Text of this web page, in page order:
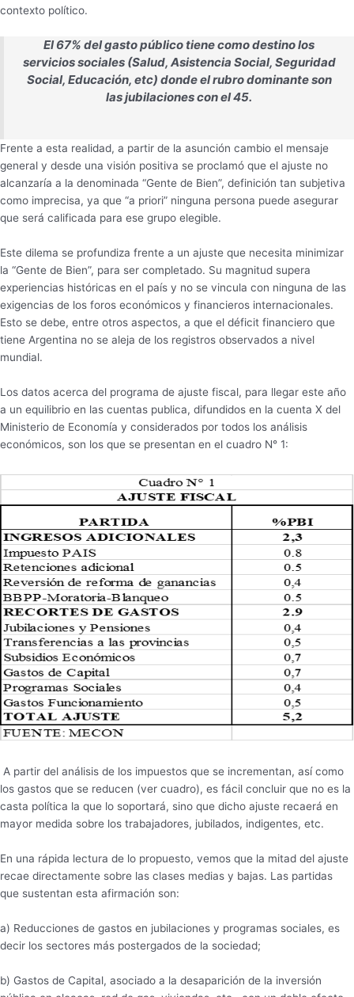
contexto político.
El 67% del gasto público tiene como destino los
servicios sociales (Salud, Asistencia Social, Seguridad
Social, Educación, etc) donde el rubro dominante son
las jubilaciones con el 45.
Frente a esta realidad, a partir de la asunción cambio el mensaje
general y desde una visión positiva se proclamó que el ajuste no
alcanzaría a la denominada “Gente de Bien”, definición tan subjetiva
como imprecisa, ya que “a priori” ninguna persona puede asegurar
que será calificada para ese grupo elegible.
Este dilema se profundiza frente a un ajuste que necesita minimizar
la “Gente de Bien”, para ser completado. Su magnitud supera
experiencias históricas en el país y no se vincula con ninguna de las
exigencias de los foros económicos y financieros internacionales.
Esto se debe, entre otros aspectos, a que el déficit financiero que
tiene Argentina no se aleja de los registros observados a nivel
mundial.
Los datos acerca del programa de ajuste fiscal, para llegar este año
a un equilibrio en las cuentas publica, difundidos en la cuenta X del
Ministerio de Economía y considerados por todos los análisis
económicos, son los que se presentan en el cuadro N° 1:
A partir del análisis de los impuestos que se incrementan, así como
los gastos que se reducen (ver cuadro), es fácil concluir que no es la
casta política la que lo soportará, sino que dicho ajuste recaerá en
mayor medida sobre los trabajadores, jubilados, indigentes, etc.
En una rápida lectura de lo propuesto, vemos que la mitad del ajuste
recae directamente sobre las clases medias y bajas. Las partidas
que sustentan esta afirmación son:
a) Reducciones de gastos en jubilaciones y programas sociales, es
decir los sectores más postergados de la sociedad;
b) Gastos de Capital, asociado a la desaparición de la inversión